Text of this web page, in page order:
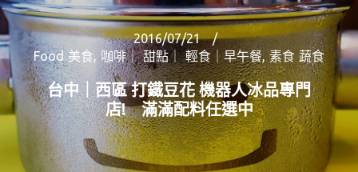
2016/07/21
Food 美食,咖啡｜ 甜點｜ 輕食｜早午餐, 素食 蔬食
台中｜西區 打鐵豆花 機器人冰品專門
店! 滿滿配料任選中